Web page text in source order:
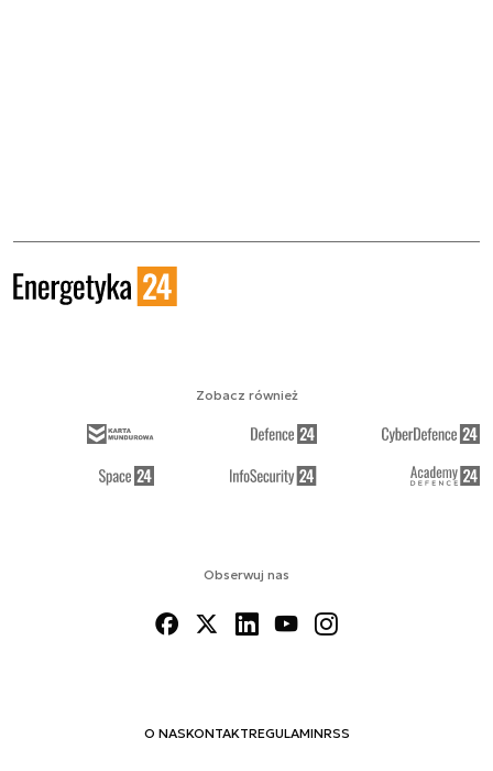
Obserwuj nas
O NASKONTAKTREGULAMINRSS
Zobacz również